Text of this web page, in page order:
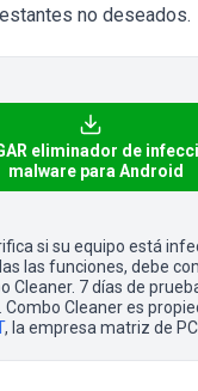
no deseados.
eliminador de
malware para Android
si su equipo está
las funciones, debe
Cleaner. 7 días de
Combo Cleaner es
, la empresa matriz de